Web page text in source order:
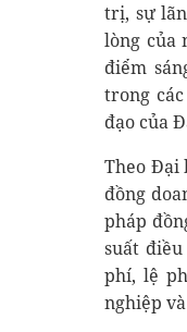
trị, sự
lòng của
điểm
trong
đạo của
Theo Đại
đồng
pháp
suất
phí, lệ
nghiệp